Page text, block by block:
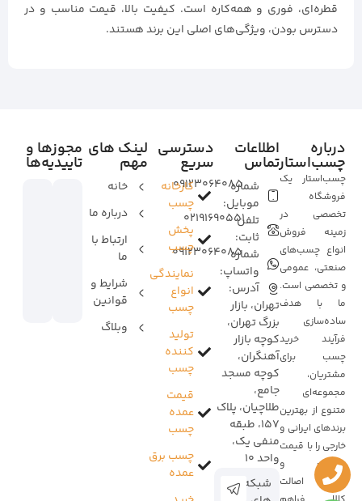
قطره‌ای، فوری و همه‌کاره است. کیفیت بالا، قیمت مناسب و در
دسترس بودن، ویژگی‌های اصلی این برند هستند.
درباره
چسب‌استار
چسب‌استار یک
فروشگاه
تخصصی در
زمینه فروش
انواع چسب‌های
صنعتی، عمومی
و تخصصی است.
ما با هدف
ساده‌سازی
فرآیند خرید
چسب برای
مشتریان،
مجموعه‌ای
متنوع از بهترین
برندهای ایرانی و
خارجی را با قیمت
مناسب و
ضمانت اصالت
اطلاعات
تماس
شماره
موبایل:
09123064085
تلفن
ثابت:
02191690551
شماره
واتساپ:
09123064085
آدرس:
تهران، بازار
بزرگ تهران،
کوچه بازار
آهنگران،
کوچه مسجد
جامع،
طلاچیان، پلاک
157، طبقه
منفی یک،
واحد 10
شبکه
دسترسی
سریع
کارخانه
چسب
پخش
چسب
نمایندگی
انواع
چسب
تولید
کننده
چسب
قیمت
عمده
چسب
چسب برق
عمده
لینک های
مهم
خانه
درباره ما
ارتباط با
ما
شرایط و
قوانین
وبلاگ
مجوزها و
تاییدیه‌ها